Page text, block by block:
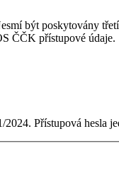
být poskytovány
ČČK přístupové údaje.
Přístupová hesla